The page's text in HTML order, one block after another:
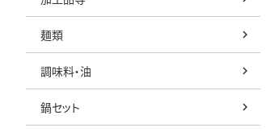
麺類
調味料・油
鍋セット